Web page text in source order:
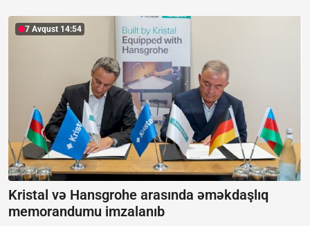
7 Avqust 14:54
Kristal və Hansgrohe arasında əməkdaşlıq
memorandumu imzalanıb